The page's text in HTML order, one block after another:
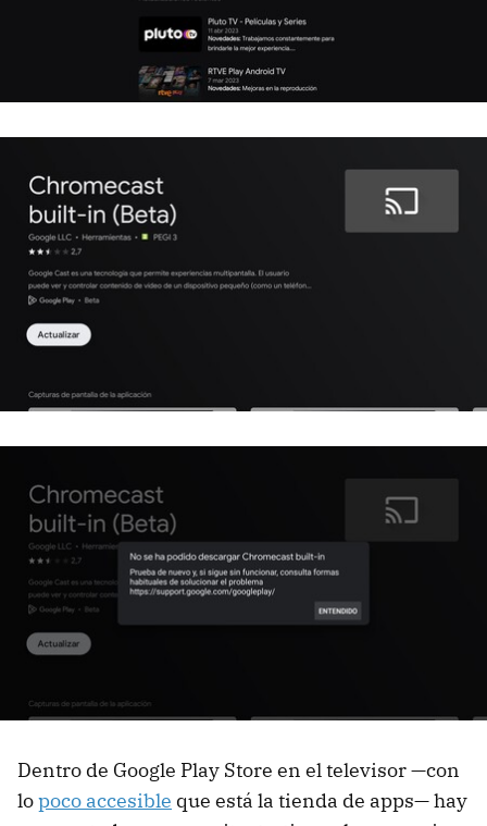
Dentro de Google Play Store en el televisor —con
lopoco accesible que está la tienda de apps— hay